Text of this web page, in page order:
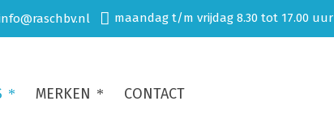
maandag t/m vrijdag 8.30 tot 17.00 uur
MERKEN CONTACT